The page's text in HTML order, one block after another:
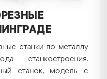
станки по металлу
станкостроения.
станок, модель с